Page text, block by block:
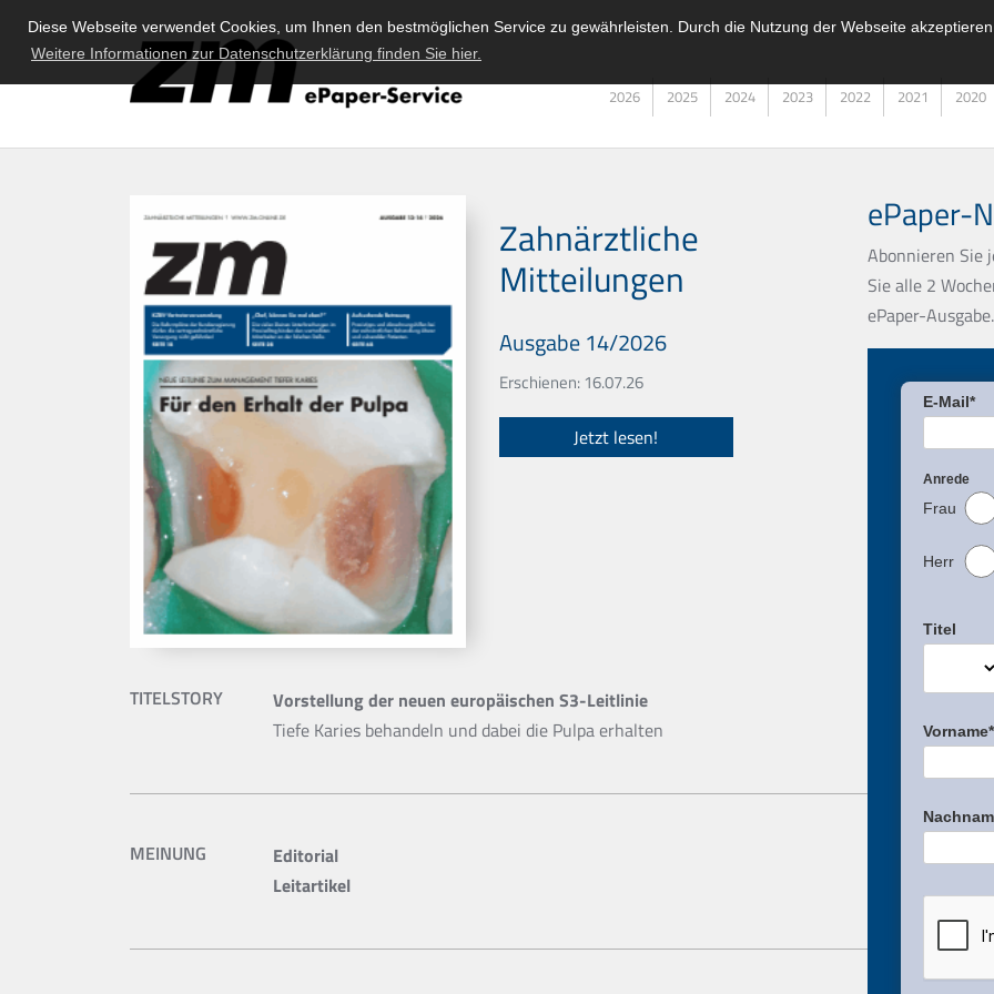
Diese Webseite verwendet Cookies, um Ihnen den bestmöglichen Service zu gewährleisten. Durch die Nutzung der Webseite
Weitere Informationen zur Datenschutzerklärung finden Sie hier.
2026 2025 2024 2023 2022 2021 2020
Zahnärztliche
Mitteilungen
Ausgabe 14/2026
Erschienen: 16.07.26
Jetzt lesen!
TITELSTORY
Vorstellung der neuen europäischen S3-Leitlinie
Tiefe Karies behandeln und dabei die Pulpa erhalten
MEINUNG
Editorial
Leitartikel
ePaper-
Abonnieren Sie
Sie alle 2
ePaper-Ausgabe.
E-Mail*
Anrede
Frau
Herr
Titel
Vorname*